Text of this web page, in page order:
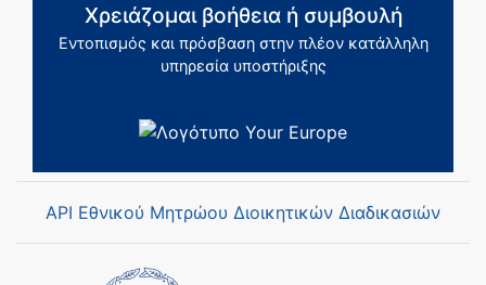
Χρειάζομαι βοήθεια ή συμβουλή
Εντοπισμός και πρόσβαση στην πλέον κατάλληλη
υπηρεσία υποστήριξης
API Εθνικού Μητρώου Διοικητικών Διαδικασιών